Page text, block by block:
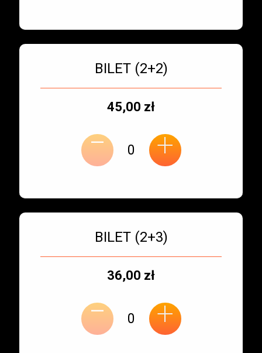
Bilet numer 3
Typ
biletu:
BILET (2+2)
Typ
Cena
45,00 zł
- +
Bilet numer 4
Typ
biletu:
BILET (2+3)
Typ
Cena
36,00 zł
- +